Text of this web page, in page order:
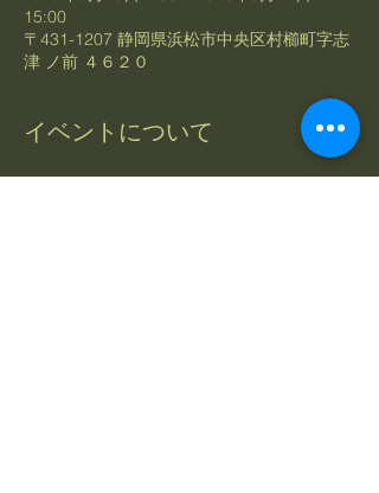
15:00
〒431-1207 静岡県浜松市中央区村櫛町字志
津 ノ前 ４６２０
イベントについて